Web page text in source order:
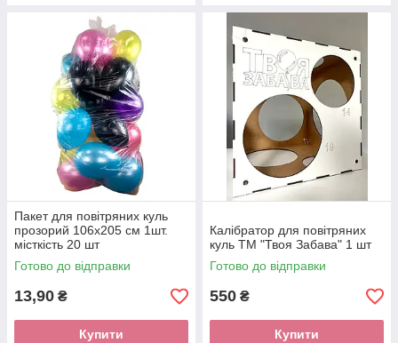
Пакет для повітряних куль
прозорий 106х205 см 1шт.
місткість 20 шт
Готово до відправки
13,90 ₴
Купити
Калібратор для повітряних
куль ТМ "Твоя Забава" 1 шт
Готово до відправки
550 ₴
Купити